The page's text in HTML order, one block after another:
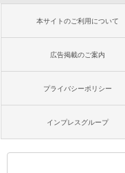
本サイトのご利用について
広告掲載のご案内
プライバシーポリシー
インプレスグループ